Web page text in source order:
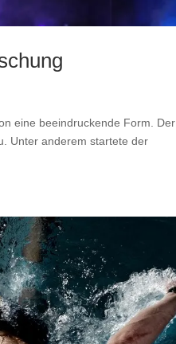
eine beeindruckende Form. Der
Unter anderem startete der